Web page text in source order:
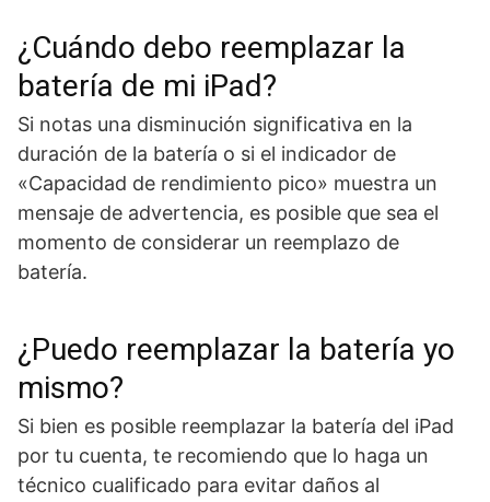
¿Cuándo debo reemplazar la
batería de mi iPad?
Si notas una disminución significativa en la
duración de la batería o si el indicador de
«Capacidad de rendimiento pico» muestra un
mensaje de advertencia, es posible que sea el
momento de considerar un reemplazo de
batería.
¿Puedo reemplazar la batería yo
mismo?
Si bien es posible reemplazar la batería del iPad
por tu cuenta, te recomiendo que lo haga un
técnico cualificado para evitar daños al